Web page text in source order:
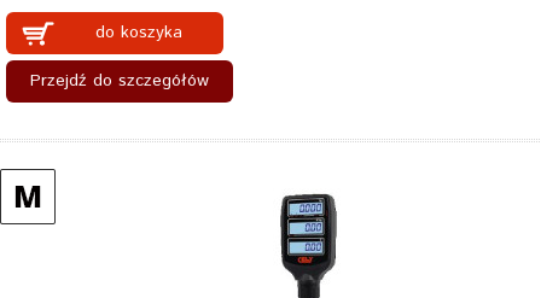
do koszyka
Przejdź do szczegółów